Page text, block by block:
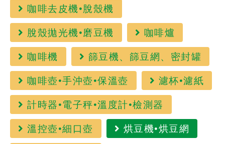
咖啡去皮機•脫殼機
脫殼拋光機•磨豆機
咖啡爐
咖啡機
篩豆機、篩豆網、密封罐
咖啡壺•手沖壺•保溫壺
濾杯•濾紙
計時器•電子秤•溫度計•檢測器
溫控壺•細口壺
烘豆機•烘豆網